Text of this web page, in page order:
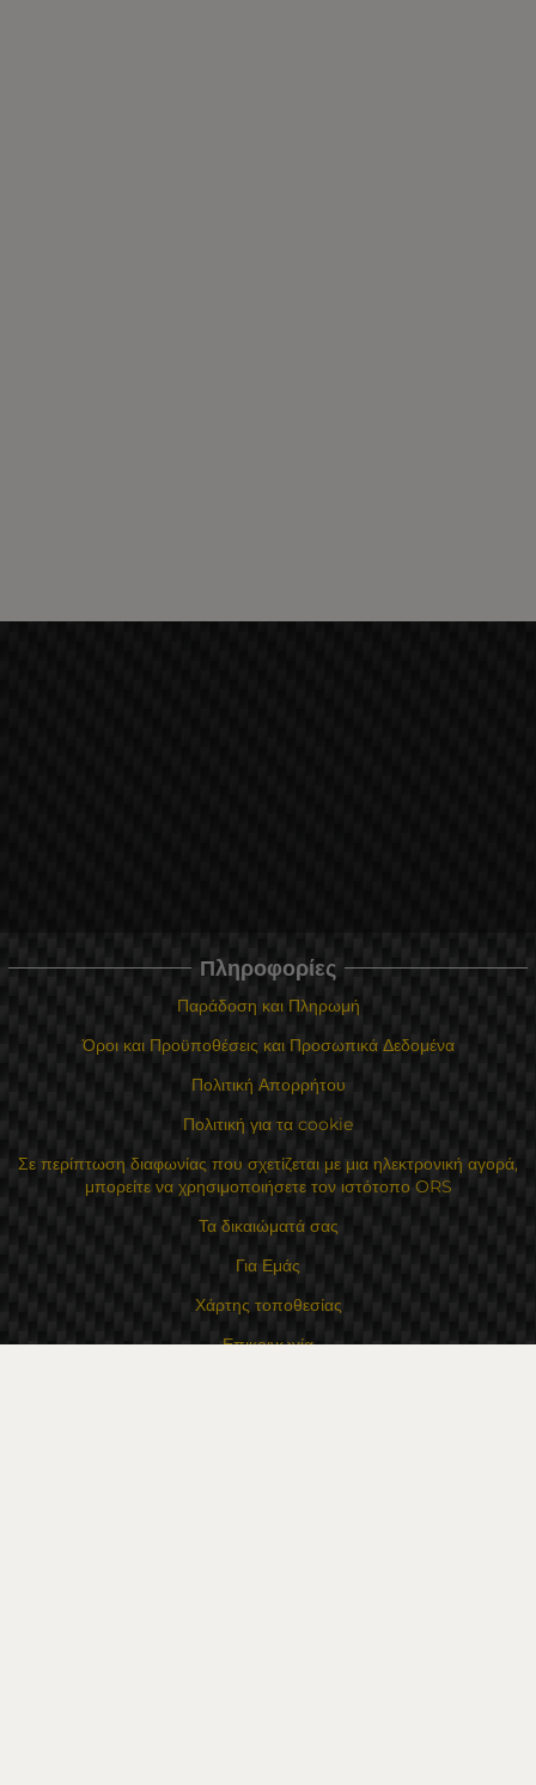
Πληροφορίες
Παράδοση και Πληρωμή
Όροι και Προϋποθέσεις και Προσωπικά Δεδομένα
Πολιτική Απορρήτου
Πολιτική για τα cookie
Σε περίπτωση διαφωνίας που σχετίζεται με μια ηλεκτρονική αγορά,
μπορείτε να χρησιμοποιήσετε τον ιστότοπο ORS
Τα δικαιώματά σας
Για Εμάς
Χάρτης τοποθεσίας
Επικοινωνία